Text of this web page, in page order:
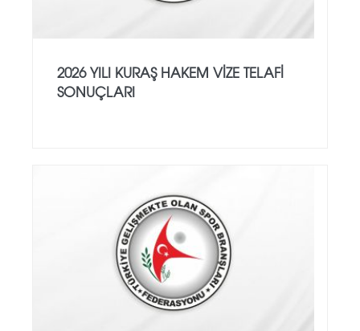
2026 YILI KURAŞ HAKEM VİZE TELAFİ
SONUÇLARI